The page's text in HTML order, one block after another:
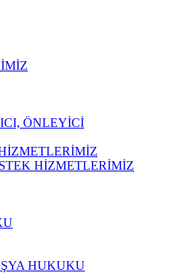
ÖNLEYİCİ
HİZMETLERİMİZ
HUKUKU